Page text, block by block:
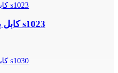
کابل برق افشان 2 در 6 سیمپود s1023